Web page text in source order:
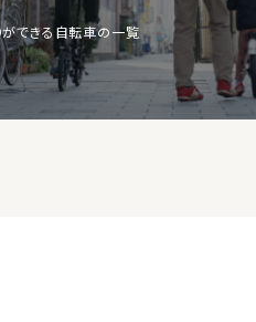
できる自転車の一覧